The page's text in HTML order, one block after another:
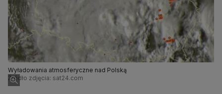
Wyładowania atmosferyczne nad Polską
Źródło zdjęcia: sat24.com